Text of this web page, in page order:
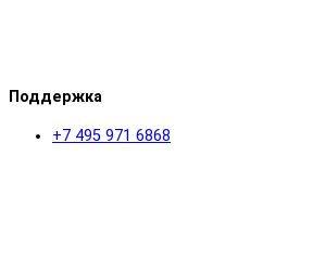
Поддержка
+7 495 971 6868